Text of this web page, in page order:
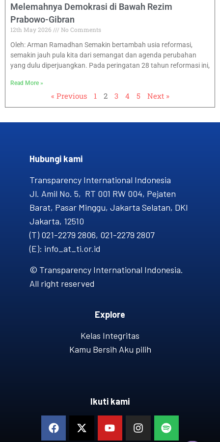
Melemahnya Demokrasi di Bawah Rezim
Prabowo-Gibran
12th May 2026
No Comments
Oleh: Arman Ramadhan Semakin bertambah usia reformasi,
semakin jauh pula kita dari semangat dan agenda perubahan
yang dulu diperjuangkan. Pada peringatan 28 tahun reformasi ini,
Read More »
« Previous 1 2 3 4 5 Next »
Hubungi kami​
Transparency International Indonesia
Jl. Amil No. 5, RT 001 RW 004, Pejaten
Barat, Pasar Minggu, Jakarta Selatan, DKI
Jakarta, 12510
(T) 021-2279 2806, 021-2279 2807
(E): info_at_ti.or.id
© Transparency International Indonesia.
All right reserved
Explore
Kelas Integritas
Kamu Bersih Aku pilih
Ikuti kami